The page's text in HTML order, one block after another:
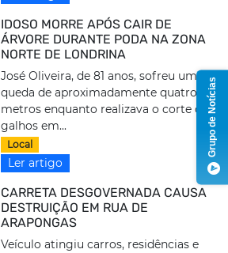
IDOSO MORRE APÓS CAIR DE
ÁRVORE DURANTE PODA NA ZONA
NORTE DE LONDRINA
José Oliveira, de 81 anos, sofreu uma
queda de aproximadamente quatro
metros enquanto realizava o corte de
galhos em...
Local
Ler artigo
CARRETA DESGOVERNADA CAUSA
DESTRUIÇÃO EM RUA DE
ARAPONGAS
Veículo atingiu carros, residências e
Grupo de Notícias